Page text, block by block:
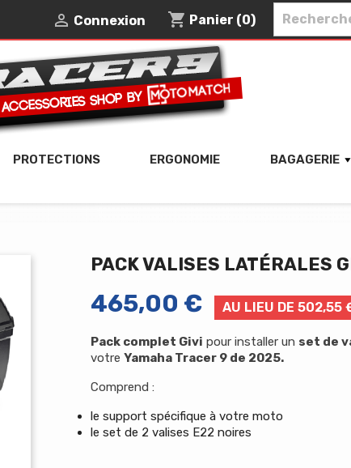
 Connexion shopping_cart Panier (0)
PROTECTIONS ERGONOMIE BAGAGERIE
PACK VALISES LATÉRALES
465,00 € AU LIEU DE 502,55
Pack complet Givi pour installer un set de
votre Yamaha Tracer 9 de 2025.
Comprend :
le support spécifique à votre moto
le set de 2 valises E22 noires